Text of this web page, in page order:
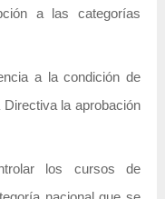
a las categorías
a la condición de
la aprobación
los cursos de